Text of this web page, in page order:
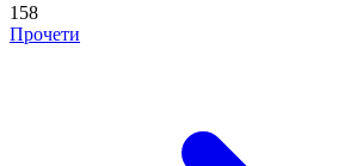
158
Прочети